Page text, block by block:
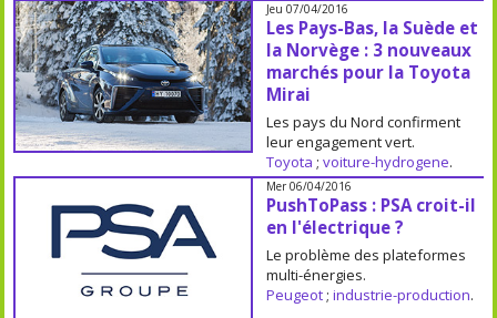
Jeu 07/04/2016
Les Pays-Bas, la Suède et
la Norvège : 3 nouveaux
marchés pour la Toyota
Mirai
Les pays du Nord confirment
leur engagement vert.
Toyota ; voiture-hydrogene.
Mer 06/04/2016
PushToPass : PSA croit-il
en l'électrique ?
Le problème des plateformes
multi-énergies.
Peugeot; industrie-production.